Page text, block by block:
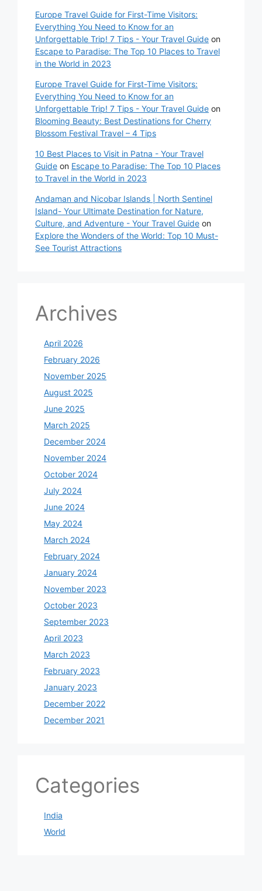
Europe Travel Guide for First-Time Visitors:
Everything You Need to Know for an
Unforgettable Trip! 7 Tips - Your Travel Guide on
Escape to Paradise: The Top 10 Places to Travel
in the World in 2023
Europe Travel Guide for First-Time Visitors:
Everything You Need to Know for an
Unforgettable Trip! 7 Tips - Your Travel Guide on
Blooming Beauty: Best Destinations for Cherry
Blossom Festival Travel – 4 Tips
10 Best Places to Visit in Patna - Your Travel
Guide on Escape to Paradise: The Top 10 Places
to Travel in the World in 2023
Andaman and Nicobar Islands | North Sentinel
Island- Your Ultimate Destination for Nature,
Culture, and Adventure - Your Travel Guide on
Explore the Wonders of the World: Top 10 Must-
See Tourist Attractions
Archives
April 2026
February 2026
November 2025
August 2025
June 2025
March 2025
December 2024
November 2024
October 2024
July 2024
June 2024
May 2024
March 2024
February 2024
January 2024
November 2023
October 2023
September 2023
April 2023
March 2023
February 2023
January 2023
December 2022
December 2021
Categories
India
World